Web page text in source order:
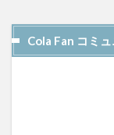
Cola Fan コミ